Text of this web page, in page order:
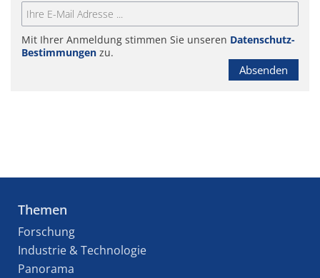
Mit Ihrer Anmeldung stimmen Sie unseren Datenschutz-
Bestimmungen zu.
Absenden
Themen
Forschung
Industrie & Technologie
Panorama